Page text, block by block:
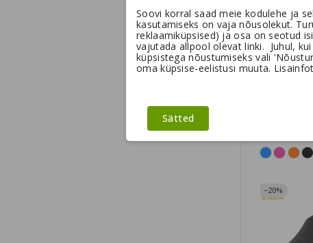
−20%
Soovi korral saad meie kodulehe ja
kasutamiseks on vaja nõusolekut.
reklaamiküpsised) ja osa on seotud
vajutada allpool olevat linki. Juhul,
küpsistega nõustumiseks vali
oma küpsise-eelistusi muuta.
Sätted